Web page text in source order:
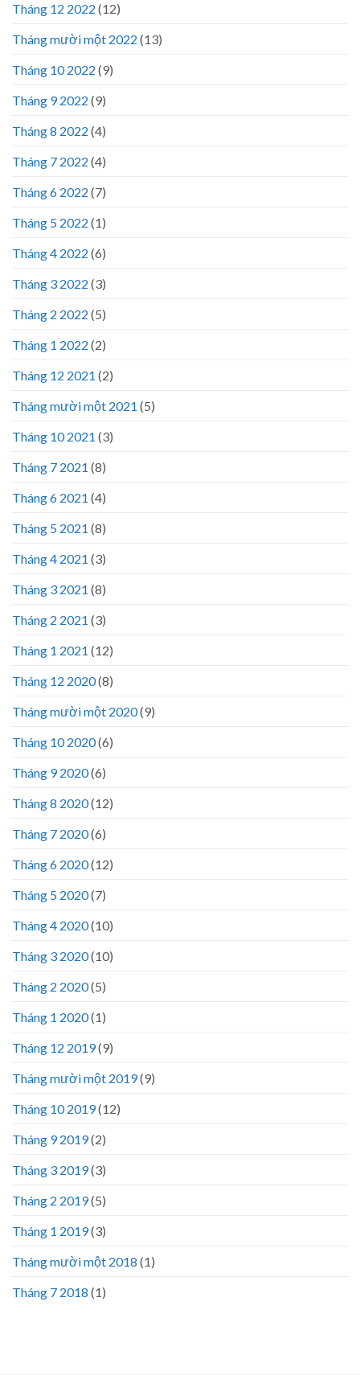
Tháng 12 2022 (12)
Tháng mười một 2022 (13)
Tháng 10 2022 (9)
Tháng 9 2022 (9)
Tháng 8 2022 (4)
Tháng 7 2022 (4)
Tháng 6 2022 (7)
Tháng 5 2022 (1)
Tháng 4 2022 (6)
Tháng 3 2022 (3)
Tháng 2 2022 (5)
Tháng 1 2022 (2)
Tháng 12 2021 (2)
Tháng mười một 2021 (5)
Tháng 10 2021 (3)
Tháng 7 2021 (8)
Tháng 6 2021 (4)
Tháng 5 2021 (8)
Tháng 4 2021 (3)
Tháng 3 2021 (8)
Tháng 2 2021 (3)
Tháng 1 2021 (12)
Tháng 12 2020(8)
Tháng mười một 2020(9)
Tháng 10 2020(6)
Tháng 9 2020(6)
Tháng 8 2020(12)
Tháng 7 2020(6)
Tháng 6 2020(12)
Tháng 5 2020(7)
Tháng 4 2020(10)
Tháng 3 2020(10)
Tháng 2 2020(5)
Tháng 1 2020(1)
Tháng 12 2019(9)
Tháng mười một 2019(9)
Tháng 10 2019(12)
Tháng 9 2019(2)
Tháng 3 2019(3)
Tháng 2 2019(5)
Tháng 1 2019(3)
Tháng mười một 2018 (1)
Tháng 7 2018 (1)